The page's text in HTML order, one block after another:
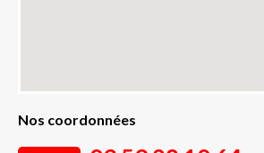
Nos coordonnées